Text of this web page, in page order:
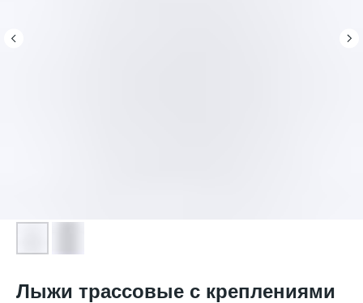
Лыжи трассовые с креплениями